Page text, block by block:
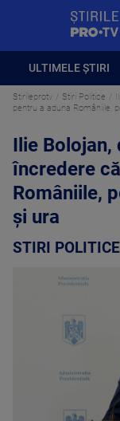
ULTIMELE ȘTIRI
Stirileprotv Stiri Politice
pentru a aduna Româniile,
Ilie Bolojan,
încredere
Româniile,
şi ura
STIRI POLITICE